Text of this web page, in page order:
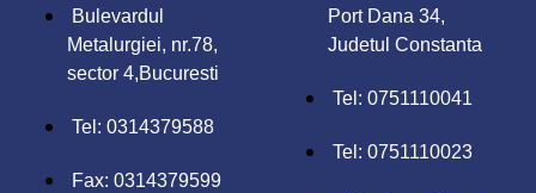
Bulevardul
Metalurgiei, nr.78,
sector 4,Bucuresti
Tel: 0314379588
Fax: 0314379599
Port Dana 34,
Judetul Constanta
Tel: 0751110041
Tel: 0751110023